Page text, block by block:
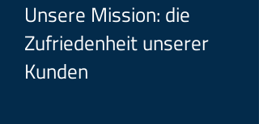
Unsere Mission: die
Zufriedenheit unserer
Kunden